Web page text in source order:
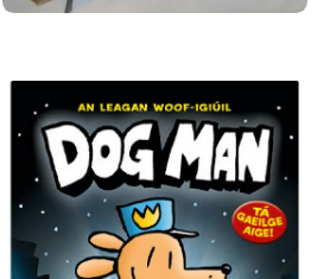
Aistriúchán Nua – Dog Man